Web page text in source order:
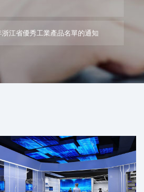
江省優秀工業產品名單的通知